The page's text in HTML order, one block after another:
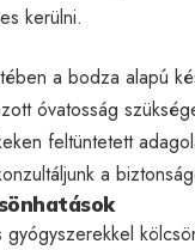
kerülni.
a bodza alapú
óvatosság
feltüntetett
a